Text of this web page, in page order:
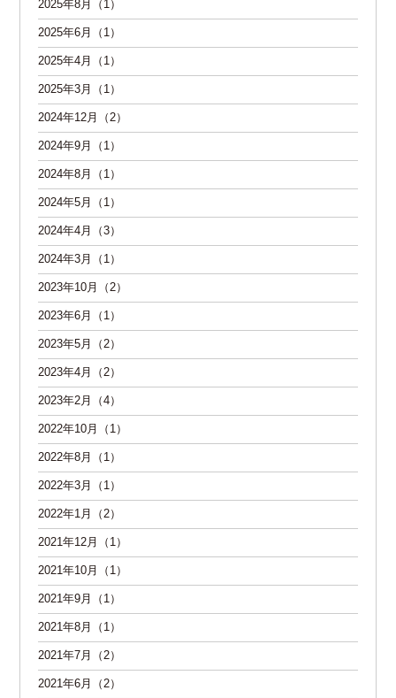
2025年8月（1）
2025年6月（1）
2025年4月（1）
2025年3月（1）
2024年12月（2）
2024年9月（1）
2024年8月（1）
2024年5月（1）
2024年4月（3）
2024年3月（1）
2023年10月（2）
2023年6月（1）
2023年5月（2）
2023年4月（2）
2023年2月（4）
2022年10月（1）
2022年8月（1）
2022年3月（1）
2022年1月（2）
2021年12月（1）
2021年10月（1）
2021年9月（1）
2021年8月（1）
2021年7月（2）
2021年6月（2）